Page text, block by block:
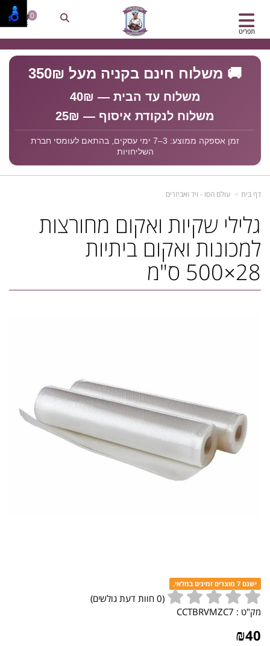
🚚 משלוח חינם בקניה מעל 350₪
משלוח עד הבית — 40₪
משלוח לנקודת איסוף — 25₪
זמן אספקה ממוצע: 3–7 ימי עסקים, בהתאם לעומסי חברת
השליחויות
תפריט
0
דף בית עולם הסו - ויד ואביזרים
גלילי שקיות ואקום מחורצות
למכונות ואקום ביתיות
28×500 ס"מ
ישנם 7 מוצרים זמינים במלאי.
(
0 חוות דעת גולשים)
מק"ט : CCTBRVMZC7
₪40